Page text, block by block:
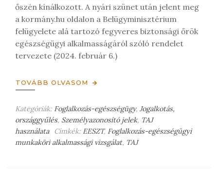
őszén kínálkozott. A nyári szünet után jelent meg
a kormány.hu oldalon a Belügyminisztérium
felügyelete alá tartozó fegyveres biztonsági őrök
egészségügyi alkalmasságáról szóló rendelet
tervezete (2024. február 6.)
TOVÁBB OLVASOM
Kategóriák: Foglalkozás-egészségügy, Jogalkotás,
országgyűlés, Személyazonosító jelek, TAJ
használata
Címkék: EESZT, Foglalkozás-egészségügyi
munkaköri alkalmassági vizsgálat, TAJ